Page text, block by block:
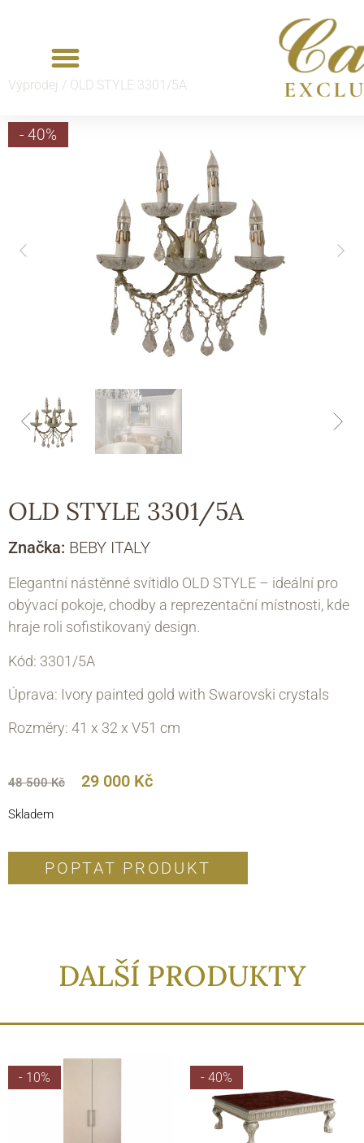
Výprodej / OLD STYLE 3301/5A
- 40%
OLD STYLE 3301/5A
Značka: BEBY ITALY
Elegantní nástěnné svítidlo OLD STYLE – ideální pro
obývací pokoje, chodby a reprezentační místnosti, kde
hraje roli sofistikovaný design.
Kód: 3301/5A
Úprava: Ivory painted gold with Swarovski crystals
Rozměry: 41 x 32 х V51 cm
48 500Kč 29 000 Kč
Skladem
POPTAT PRODUKT
DALŠÍ PRODUKTY
- 10% - 40%